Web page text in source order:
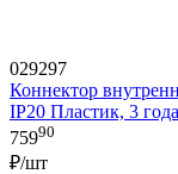
029297
Коннектор
IP20 Пластик, 3
75990
₽/шт